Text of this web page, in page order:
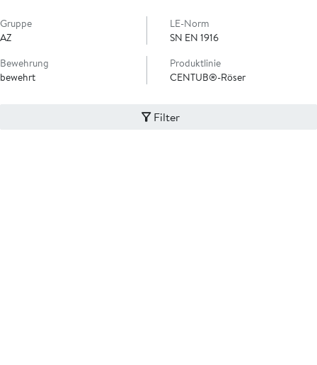
Gruppe
AZ
LE-Norm
SN EN 1916
Bewehrung
bewehrt
Produktlinie
CENTUB®-Röser
Filter